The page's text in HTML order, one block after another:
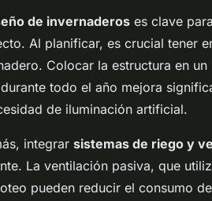
de invernaderos es clave
Al planificar, es crucial tener
Colocar la estructura en
todo el año mejora
de iluminación artificial.
integrar sistemas de riego y
La ventilación pasiva, que
pueden reducir el consumo